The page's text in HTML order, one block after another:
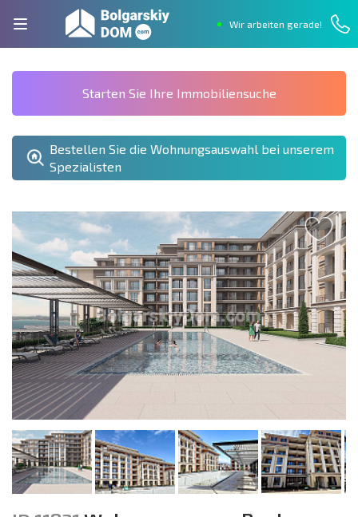
Wir arbeiten gerade!
Starten Sie Ihre Immobiliensuche
Bestellen Sie die Wohnungsauswahl bei unserem
Spezialisten